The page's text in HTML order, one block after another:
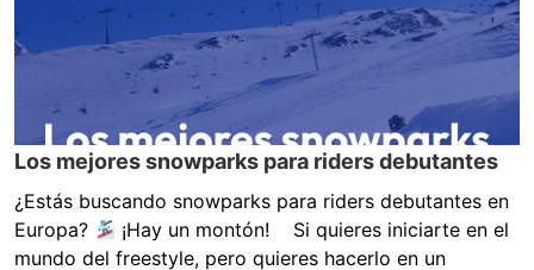
Los mejores snowparks para riders debutantes
¿Estás buscando snowparks para riders debutantes en
Europa?
¡Hay un montón! Si quieres iniciarte en el
mundo del freestyle, pero quieres hacerlo en un